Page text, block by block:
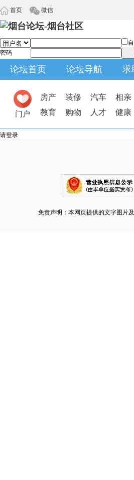
首页 微信
密码
论坛首页 论坛导航 求
门户
房产 装修 汽车
相亲
教育
购物 人才 健康
请登录
免责声明：本网页提供的文字图片